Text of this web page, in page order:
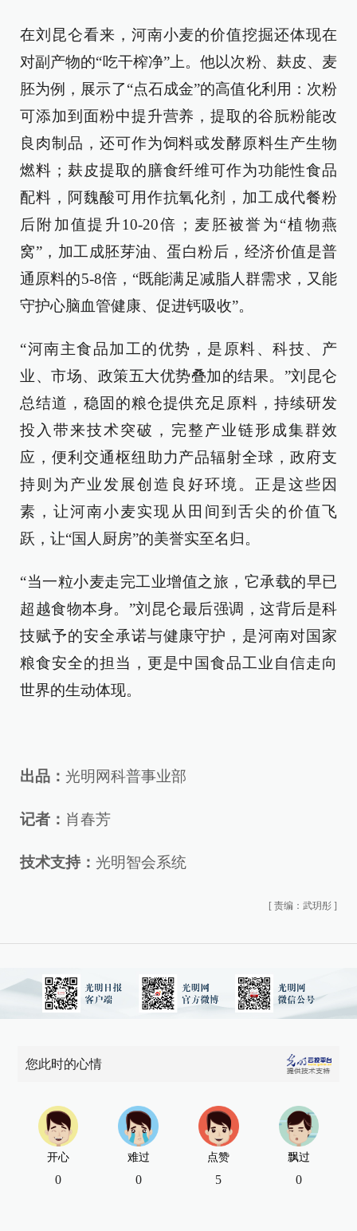
在刘昆仑看来，河南小麦的价值挖掘还体现在
对副产物的“吃干榨净”上。他以次粉、麸皮、麦
胚为例，展示了“点石成金”的高值化利用：次粉
可添加到面粉中提升营养，提取的谷朊粉能改
良肉制品，还可作为饲料或发酵原料生产生物
燃料；麸皮提取的膳食纤维可作为功能性食品
配料，阿魏酸可用作抗氧化剂，加工成代餐粉
后附加值提升10-20倍；麦胚被誉为“植物燕
窝”，加工成胚芽油、蛋白粉后，经济价值是普
通原料的5-8倍，“既能满足减脂人群需求，又能
守护心脑血管健康、促进钙吸收”。
“河南主食品加工的优势，是原料、科技、产
业、市场、政策五大优势叠加的结果。”刘昆仑
总结道，稳固的粮仓提供充足原料，持续研发
投入带来技术突破，完整产业链形成集群效
应，便利交通枢纽助力产品辐射全球，政府支
持则为产业发展创造良好环境。正是这些因
素，让河南小麦实现从田间到舌尖的价值飞
跃，让“国人厨房”的美誉实至名归。
“当一粒小麦走完工业增值之旅，它承载的早已
超越食物本身。”刘昆仑最后强调，这背后是科
技赋予的安全承诺与健康守护，是河南对国家
粮食安全的担当，更是中国食品工业自信走向
世界的生动体现。
出品： 光明网科普事业部
记者： 肖春芳
技术支持： 光明智会系统
[ 责编：武玥彤 ]
您此时的心情
开心
0
难过
0
点赞
5
飘过
0